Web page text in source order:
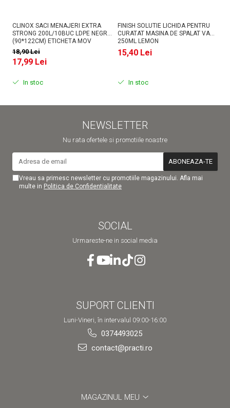
CLINOX SACI MENAJERI EXTRA
STRONG 200L/10BUC LDPE NEGRI
(90*122CM) ETICHETA MOV
18,90 Lei
17,99 Lei
In stoc
FINISH SOLUTIE LICHIDA PENTRU
CURATAT MASINA DE SPALAT VASE
250ML LEMON
15,40 Lei
In stoc
NEWSLETTER
Nu rata ofertele si promotiile noastre
Vreau sa primesc newsletter cu promotiile magazinului. Afla mai
multe in Politica de Confidentialitate
SOCIAL
Urmareste-ne in social media
SUPORT CLIENTI
Luni-Vineri, în intervalul 09:00-16:00
0374493025
contact@practi.ro
MAGAZINUL MEU